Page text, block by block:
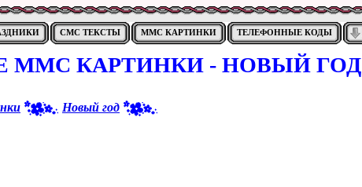
СМС ТЕКСТЫ ММС КАРТИНКИ ТЕЛЕФОННЫЕ КОДЫ
ММС КАРТИНКИ - НОВЫЙ ГОД
Новый год